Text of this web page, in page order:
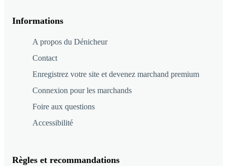
Informations
A propos du Dénicheur
Contact
Enregistrez votre site et devenez marchand premium
Connexion pour les marchands
Foire aux questions
Accessibilité
Règles et recommandations